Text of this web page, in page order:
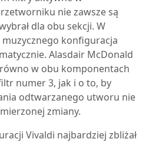
nie zawsze są
dla obu sekcji. W
muzycznego konfiguracja
Alasdair McDonald
w obu komponentach
numer 3, jak i o to, by
odtwarzanego utworu nie
zmiany.
Vivaldi najbardziej zbliżał